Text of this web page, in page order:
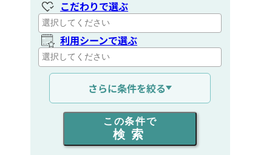
こだわりで選ぶ
利用シーンで選ぶ
通信距離を選ぶ
出力を選ぶ
同時通話人数を選ぶ
さらに条件を絞る
この条件で
検索